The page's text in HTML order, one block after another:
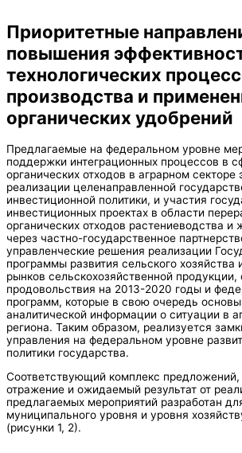
Приоритетные
повышения
технологических
производства и
органических удобрений
Предлагаемые на федеральном уровне
поддержки интеграционных процессов в
органических отходов в аграрном секторе
реализации целенаправленной
инвестиционной политики, и участия
инвестиционных проектах в области
органических отходов растениеводства и
через частно-государственное
управленческие решения реализации
программы развития сельского хозяйства
рынков сельскохозяйственной продукции,
продовольствия на 2013-2020 годы и
программ, которые в свою очередь
аналитической информации о ситуации в
региона. Таким образом, реализуется
управления на федеральном уровне
политики государства.
Соответствующий комплекс предложений,
отражение и ожидаемый результат от
предлагаемых мероприятий разработан
муниципального уровня и уровня
(рисунки 1, 2).